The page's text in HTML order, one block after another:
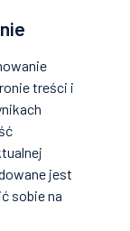
treści i
jest
sobie na